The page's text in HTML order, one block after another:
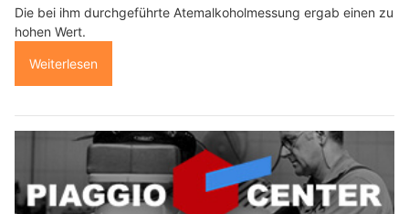
Die bei ihm durchgeführte Atemalkoholmessung ergab einen zu
hohen Wert.
Weiterlesen